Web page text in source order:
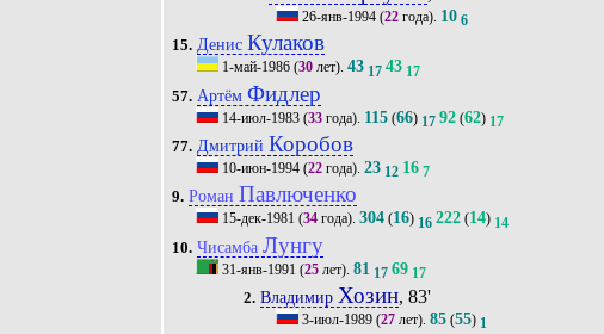
26-янв-1994(22года). 10 6
15. Денис Кулаков
1-май-1986 (30 лет).43 17 43 17
57. АртёмФидлер
14-июл-1983 (33 года). 115 (66) 17 92 (62) 17
77. Дмитрий Коробов
10-июн-1994 (22 года).23 12 16 7
9. РоманПавлюченко
15-дек-1981 (34 года).304 (16) 16 222 (14) 14
10. ЧисамбаЛунгу
31-янв-1991 (25 лет).81 17 69 17
2. Владимир Хозин, 83'
3-июл-1989(27лет). 85(55) 1